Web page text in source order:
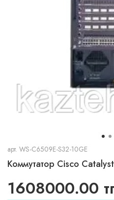
арт. WS-C6509E-S32-10GE
Коммутатор Cisco
1608000.00